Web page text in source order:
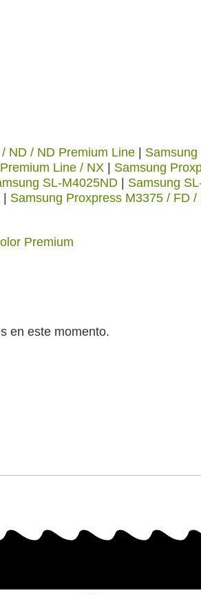
ND / ND Premium Line
Line / NX
Samsung
SL-M4025ND Samsung
Samsung Proxpress M3375 / FD
Premium
en este momento.